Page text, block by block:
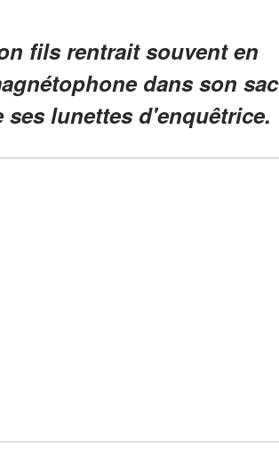
fils rentrait souvent en
dans son sac
lunettes d'enquêtrice.